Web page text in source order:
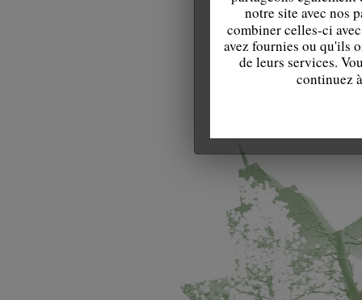
notre site avec nos
combiner celles-ci
avez fournies ou qu'ils
de leurs services.
continuez